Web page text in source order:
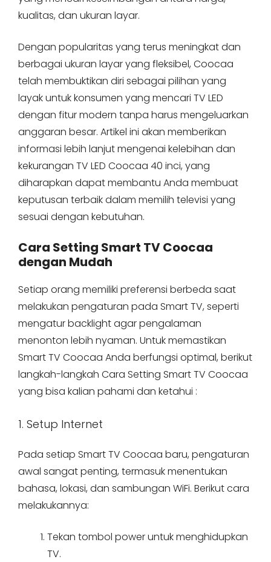
kualitas, dan ukuran layar.
Dengan popularitas yang terus meningkat dan
berbagai ukuran layar yang fleksibel, Coocaa
telah membuktikan diri sebagai pilihan yang
layak untuk konsumen yang mencari TV LED
dengan fitur modern tanpa harus mengeluarkan
anggaran besar. Artikel ini akan memberikan
informasi lebih lanjut mengenai kelebihan dan
kekurangan TV LED Coocaa 40 inci, yang
diharapkan dapat membantu Anda membuat
keputusan terbaik dalam memilih televisi yang
sesuai dengan kebutuhan.
Cara Setting Smart TV Coocaa
dengan Mudah
Setiap orang memiliki preferensi berbeda saat
melakukan pengaturan pada Smart TV, seperti
mengatur backlight agar pengalaman
menonton lebih nyaman. Untuk memastikan
Smart TV Coocaa Anda berfungsi optimal, berikut
langkah-langkah Cara Setting Smart TV Coocaa
yang bisa kalian pahami dan ketahui :
1. Setup Internet
Pada setiap Smart TV Coocaa baru, pengaturan
awal sangat penting, termasuk menentukan
bahasa, lokasi, dan sambungan WiFi. Berikut cara
melakukannya:
Tekan tombol power untuk menghidupkan
TV.